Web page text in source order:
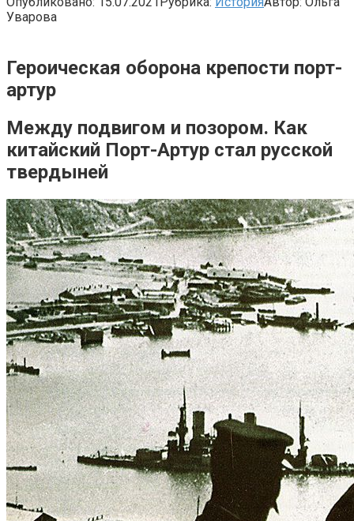
Уварова
Героическая оборона крепости порт-
артур
Между подвигом и позором. Как
китайский Порт-Артур стал русской
твердыней